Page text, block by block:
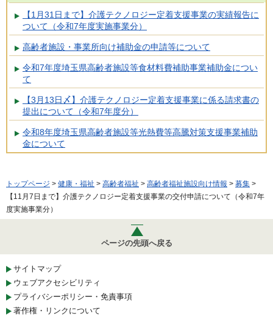
【1月31日まで】介護テクノロジー定着支援事業の実績報告に
ついて（令和7年度実施事業分）
高齢者施設・事業所向け補助金の申請等について
令和7年度埼玉県高齢者施設等食材料費補助事業補助金につい
て
【3月13日〆】介護テクノロジー定着支援事業に係る請求書の
提出について（令和7年度分）
令和8年度埼玉県高齢者施設等光熱費等高騰対策支援事業補助
金について
トップページ > 健康・福祉 > 高齢者福祉 > 高齢者福祉施設向け情報 > 募集 >
【11月7日まで】介護テクノロジー定着支援事業の交付申請について（令和7年
度実施事業分）
ページの先頭へ戻る
サイトマップ
ウェブアクセシビリティ
プライバシーポリシー・免責事項
著作権・リンクについて